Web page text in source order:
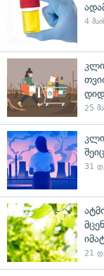
4
25
31
21